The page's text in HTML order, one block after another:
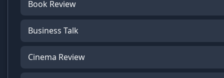
Book Review
Business Talk
Cinema Review